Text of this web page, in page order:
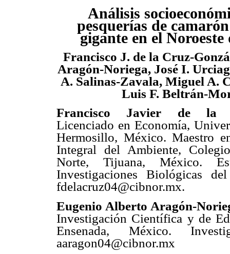
Análisis
pesquerías de
gigante en el Noroeste
Francisco J. de la Cruz-
Aragón-Noriega, José I.
A. Salinas-Zavala, Miguel A.
Luis F. Beltrán-
Francisco Javier de la
Licenciado en Economía,
Hermosillo, México. Maestro
Integral del Ambiente,
Norte, Tijuana, México.
Investigaciones Biológicas
fdelacruz04@cibnor.mx.
Eugenio Alberto Aragón-
Investigación Científica y de
Ensenada, México.
aaragon04@cibnor.mx